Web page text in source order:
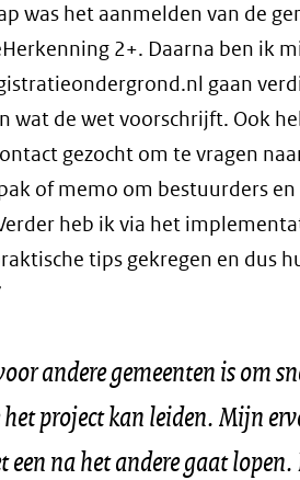
was het aanmelden van de
2+. Daarna ben ik
gaan
wat de wet voorschrijft. Ook
gezocht om te vragen
of memo om bestuurders
heb ik via het
tips gekregen en dus
andere gemeenten is om
project kan leiden. Mijn
een na het andere gaat